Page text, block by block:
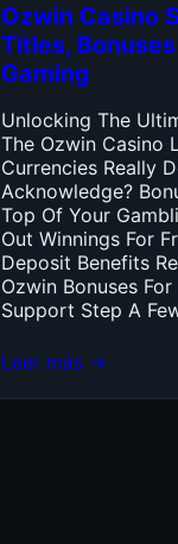
Ozwin Casino
Titles,
Gaming
Unlocking The
The Ozwin Casino
Currencies Really
Acknowledge?
Top Of Your
Out Winnings For
Deposit Benefits
Ozwin Bonuses
Support Step A
Leer más →